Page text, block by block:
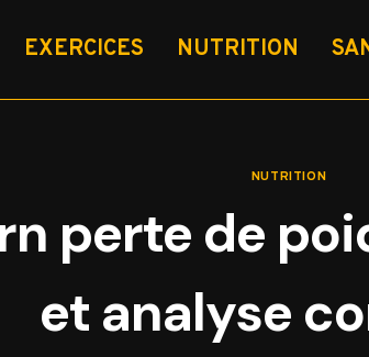
EXERCICES NUTRITION
NUTRITION
perte de
et analyse